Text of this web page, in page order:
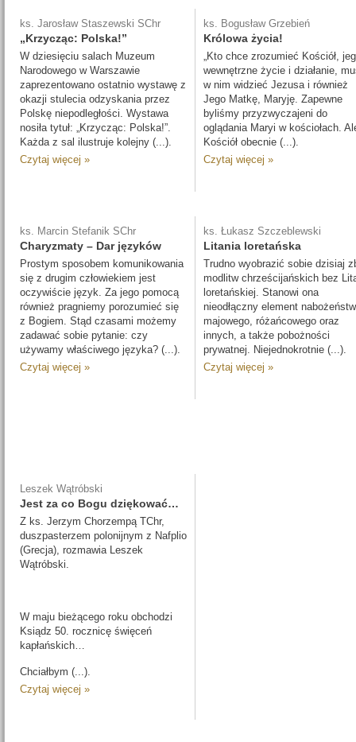
ks. Jarosław Staszewski SChr
„Krzycząc: Polska!”
W dziesięciu salach Muzeum
Narodowego w Warszawie
zaprezentowano ostatnio wystawę z
okazji stulecia odzyskania przez
Polskę niepodległości. Wystawa
nosiła tytuł: „Krzycząc: Polska!”.
Każda z sal ilustruje kolejny (...).
Czytaj więcej »
ks. Bogusław Grzebień
Królowa życia!
„Kto chce zrozumieć Kościół,
wewnętrzne życie i działanie,
w nim widzieć Jezusa i również
Jego Matkę, Maryję. Zapewne
byliśmy przyzwyczajeni do
oglądania Maryi w kościołach.
Kościół obecnie (...).
Czytaj więcej »
ks. Marcin Stefanik SChr
Charyzmaty – Dar języków
Prostym sposobem komunikowania
się z drugim człowiekiem jest
oczywiście język. Za jego pomocą
również pragniemy porozumieć się
z Bogiem. Stąd czasami możemy
zadawać sobie pytanie: czy
używamy właściwego języka? (...).
Czytaj więcej »
ks. Łukasz Szczeblewski
Litania loretańska
Trudno wyobrazić sobie dzisiaj
modlitw chrześcijańskich bez
loretańskiej. Stanowi ona
nieodłączny element
majowego, różańcowego oraz
innych, a także pobożności
prywatnej. Niejednokrotnie (...).
Czytaj więcej »
Leszek Wątróbski
Jest za co Bogu dziękować…
Z ks. Jerzym Chorzempą TChr,
duszpasterzem polonijnym z Nafplio
(Grecja), rozmawia Leszek
Wątróbski.
W maju bieżącego roku obchodzi
Ksiądz 50. rocznicę święceń
kapłańskich…
Chciałbym (...).
Czytaj więcej »